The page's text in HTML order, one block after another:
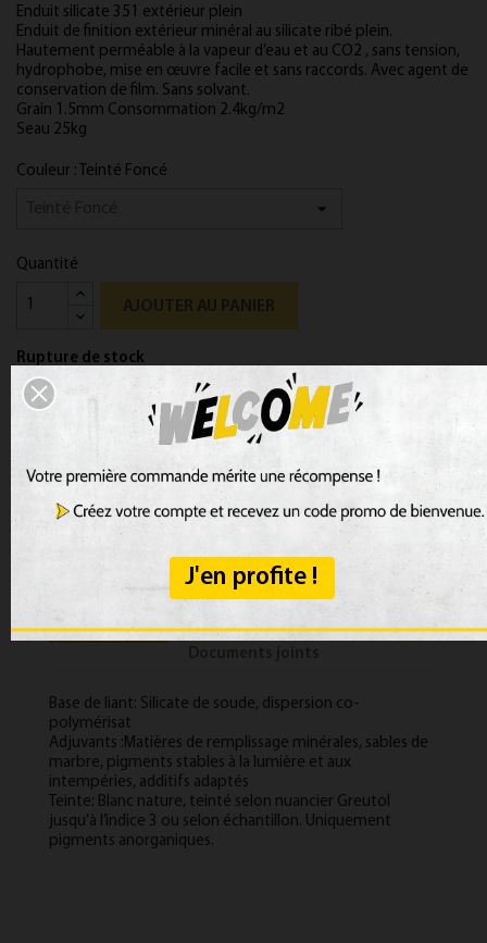
Enduit silicate 351 extérieur plein
Enduit de finition extérieur minéral au silicate ribé plein.
Hautement perméable à la vapeur d’eau et au CO2 , sans tension,
hydrophobe, mise en œuvre facile et sans raccords. Avec agent de
conservation de film. Sans solvant.
Grain 1.5mm Consommation 2.4kg/m2
Seau 25kg
Couleur : Teinté Foncé
Quantité
AJOUTER AU PANIER
Rupture de stock
PRÉVENEZ-MOI LORSQUE LE PRODUIT EST DISPONIBLE
Base de liant: Silicate de soude, dispersion co-
polymérisat
Adjuvants :Matières de remplissage minérales, sables de
marbre, pigments stables à la lumière et aux
intempéries, additifs adaptés
Teinte: Blanc nature, teinté selon nuancier Greutol
jusqu’à l’indice 3 ou selon échantillon. Uniquement
pigments anorganiques.
J'en profite !